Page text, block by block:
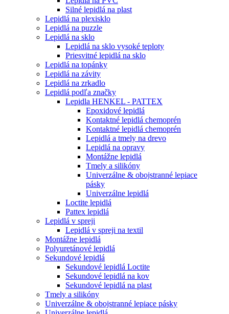
Silné lepidlá na plast
Lepidlá na plexisklo
Lepidlá na puzzle
Lepidlá na sklo
Lepidlá na sklo vysoké teploty
Priesvitné lepidlá na sklo
Lepidlá na topánky
Lepidlá na závity
Lepidlá na zrkadlo
Lepidlá podľa značky
Lepidla HENKEL - PATTEX
Epoxidové lepidlá
Kontaktné lepidlá chemoprén
Kontaktné lepidlá chemoprén
Lepidlá a tmely na drevo
Lepidlá na opravy
Montážne lepidlá
Tmely a silikóny
Univerzálne & obojstranné lepiace
pásky
Univerzálne lepidlá
Loctite lepidlá
Pattex lepidlá
Lepidlá v spreji
Lepidlá v spreji na textil
Montážne lepidlá
Polyuretánové lepidlá
Sekundové lepidlá
Sekundové lepidlá Loctite
Sekundové lepidlá na kov
Sekundové lepidlá na plast
Tmely a silikóny
Univerzálne & obojstranné lepiace pásky